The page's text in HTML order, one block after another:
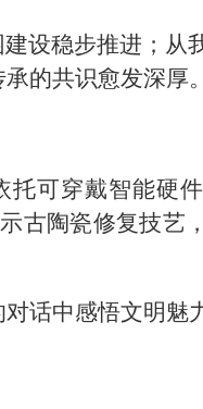
设稳步推进；从
的共识愈发深厚。
可穿戴智能硬
古陶瓷修复技艺
话中感悟文明魅